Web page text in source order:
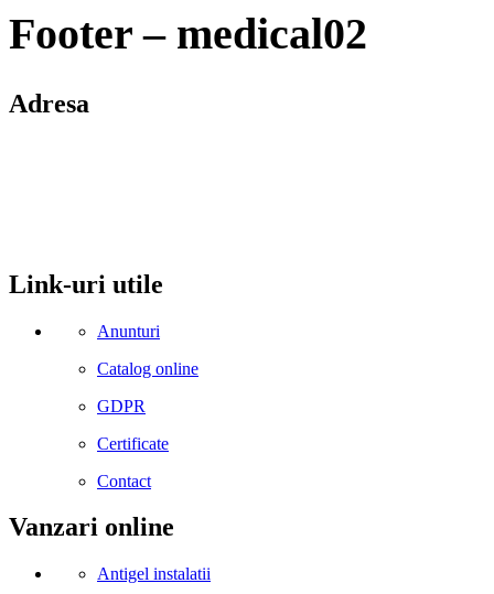
Footer – medical02
Adresa
Link-uri utile
Anunturi
Catalog online
GDPR
Certificate
Contact
Vanzari online
Antigel instalatii